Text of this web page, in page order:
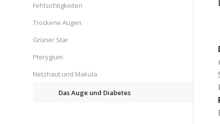
Fehlsichtigkeiten
Trockene Augen
Grüner Star
Pterygium
Netzhaut und Makula
Das Auge und Diabetes